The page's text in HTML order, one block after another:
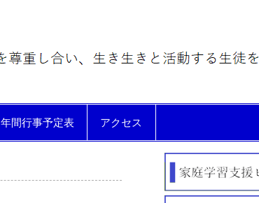
年間行事予定表 アクセス